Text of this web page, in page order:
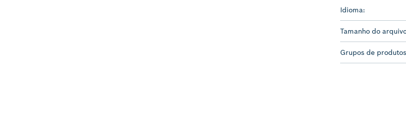
Idioma:
Tamanho do
Grupos de